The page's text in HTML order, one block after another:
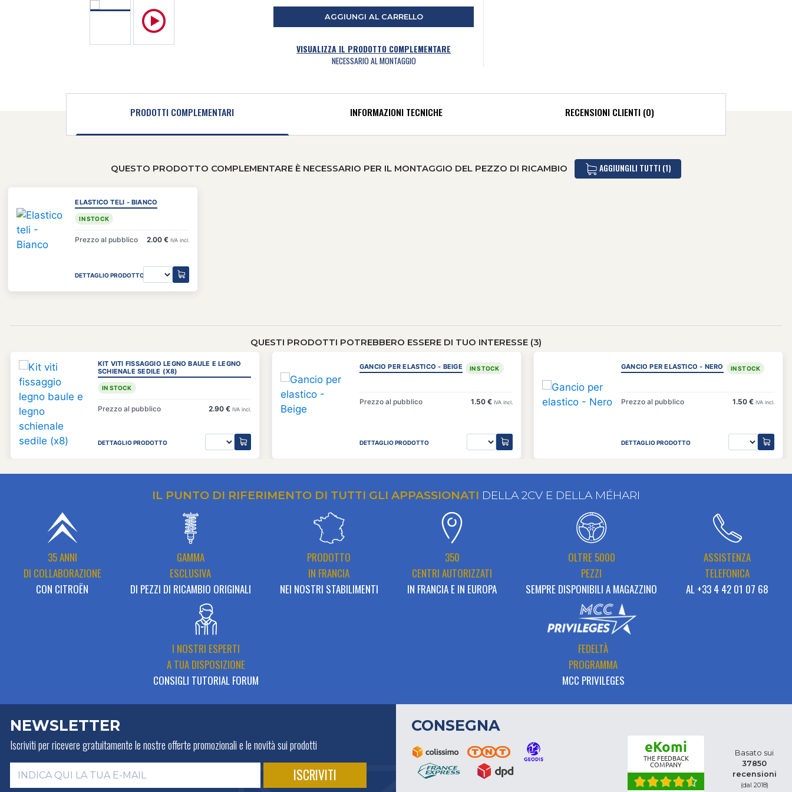
AGGIUNGI AL CARRELLO
VISUALIZZA IL PRODOTTO COMPLEMENTARE
NECESSARIO AL MONTAGGIO
PRODOTTI COMPLEMENTARI INFORMAZIONI TECNICHE RECENSIONI CLIENTI (0)
QUESTO PRODOTTO COMPLEMENTARE È NECESSARIO PER IL MONTAGGIO DEL PEZZO DI RICAMBIO AGGIUNGILI TUTTI (1)
ELASTICO TELI - BIANCO
IN STOCK
Prezzo al pubblico 2.00 € IVA incl.
DETTAGLIO PRODOTTO
QUESTI PRODOTTI POTREBBERO ESSERE DI TUO INTERESSE (3)
KIT VITI FISSAGGIO LEGNO BAULE E LEGNO
SCHIENALE SEDILE (X8)
IN STOCK
Prezzo al pubblico 2.90 € IVA incl.
DETTAGLIO PRODOTTO
GANCIO PER ELASTICO - BEIGE IN STOCK
Prezzo al pubblico 1.50 € IVA incl.
DETTAGLIO PRODOTTO
GANCIO PER ELASTICO - NERO IN STOCK
Prezzo al pubblico 1.50 € IVA incl.
DETTAGLIO PRODOTTO
IL PUNTO DI RIFERIMENTO DI TUTTI GLI APPASSIONATI DELLA 2CV E DELLA MÉHARI
35 ANNI
DI COLLABORAZIONE
CON CITROËN
GAMMA
ESCLUSIVA
DI PEZZI DI RICAMBIO ORIGINALI
PRODOTTO
IN FRANCIA
NEI NOSTRI STABILIMENTI
350
CENTRI AUTORIZZATI
IN FRANCIA E IN EUROPA
OLTRE 5000
PEZZI
SEMPRE DISPONIBILI A MAGAZZINO
ASSISTENZA
TELEFONICA
AL +33 4 42 01 07 68
I NOSTRI ESPERTI
A TUA DISPOSIZIONE
CONSIGLI TUTORIAL FORUM
FEDELTÀ
PROGRAMMA
MCC PRIVILEGES
NEWSLETTER
Iscriviti per ricevere gratuitamentele nostre offerte promozionali e le novità sui prodotti
CONSEGNA
eKomi
THE FEEDBACK
COMPANY
Basato sui
37850
recensioni
(dal 2018)